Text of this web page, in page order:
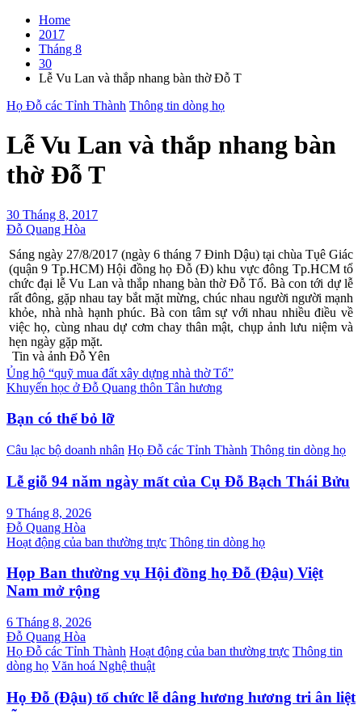
Home
2017
Tháng 8
30
Lễ Vu Lan và thắp nhang bàn thờ Đỗ T
Họ Đỗ các Tỉnh Thành Thông tin dòng họ
Lễ Vu Lan và thắp nhang bàn
thờ Đỗ T
30 Tháng 8, 2017
Đỗ Quang Hòa
Sáng ngày 27/8/2017 (ngày 6 tháng 7 Đinh Dậu) tại chùa Tụê Giác
(quận 9 Tp.HCM) Hội đồng họ Đỗ (Đ) khu vực đông Tp.HCM tổ
chức đại lễ Vu Lan và thắp nhang bàn thờ Đỗ Tổ. Bà con tới dự lễ
rất đông, gặp nhau tay bắt mặt mừng, chúc nhau người người mạnh
khỏe, nhà nhà hạnh phúc. Bà con tâm sự với nhau nhiều điều về
việc họ, cùng nhau dự cơm chay thân mật, chụp ảnh lưu niệm và
hẹn ngày gặp mặt.
Tin và ảnh Đỗ Yên
Điều
hướng
bài
viết
Ủng hộ “quỹ mua đất xây dựng nhà thờ Tổ”
Khuyến học ở Đỗ Quang thôn Tân hương
Bạn có thể bỏ lỡ
Câu lạc bộ doanh nhân Họ Đỗ các Tỉnh Thành Thông tin dòng họ
Lễ giỗ 94 năm ngày mất của Cụ Đỗ Bạch Thái Bửu
9 Tháng 8, 2026
Đỗ Quang Hòa
Hoạt động của ban thường trực Thông tin dòng họ
Họp Ban thường vụ Hội đồng họ Đỗ (Đậu) Việt
Nam mở rộng
6 Tháng 8, 2026
Đỗ Quang Hòa
Họ Đỗ các Tỉnh Thành Hoạt động của ban thường trực Thông tin
dòng họ Văn hoá Nghệ thuật
Họ Đỗ (Đậu) tổ chức lễ dâng hương hương tri ân liệt